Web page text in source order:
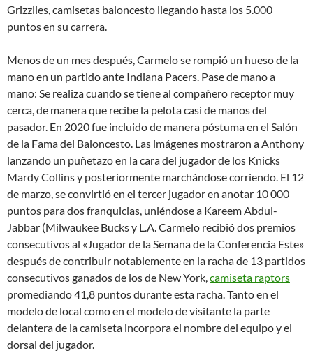
Grizzlies, camisetas baloncesto llegando hasta los 5.000
puntos en su carrera.
Menos de un mes después, Carmelo se rompió un hueso de la
mano en un partido ante Indiana Pacers. Pase de mano a
mano: Se realiza cuando se tiene al compañero receptor muy
cerca, de manera que recibe la pelota casi de manos del
pasador. En 2020 fue incluido de manera póstuma en el Salón
de la Fama del Baloncesto. Las imágenes mostraron a Anthony
lanzando un puñetazo en la cara del jugador de los Knicks
Mardy Collins y posteriormente marchándose corriendo. El 12
de marzo, se convirtió en el tercer jugador en anotar 10 000
puntos para dos franquicias, uniéndose a Kareem Abdul-
Jabbar (Milwaukee Bucks y L.A. Carmelo recibió dos premios
consecutivos al «Jugador de la Semana de la Conferencia Este»
después de contribuir notablemente en la racha de 13 partidos
consecutivos ganados de los de New York, camiseta raptors
promediando 41,8 puntos durante esta racha. Tanto en el
modelo de local como en el modelo de visitante la parte
delantera de la camiseta incorpora el nombre del equipo y el
dorsal del jugador.